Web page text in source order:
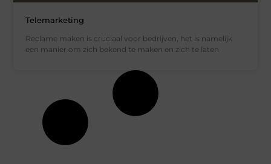
Telemarketing
Reclame maken is cruciaal voor bedrijven, het is namelijk
een manier om zich bekend te maken en zich te laten